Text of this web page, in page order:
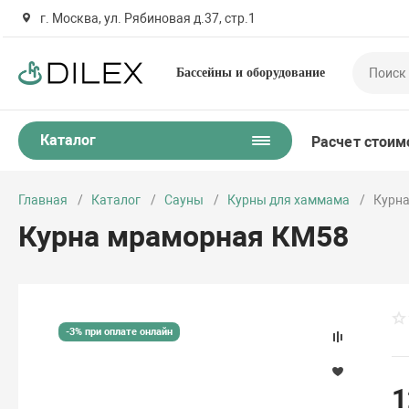
г. Москва, ул. Рябиновая д.37, стр.1
Бассейны и оборудование
Каталог Расчет
Главная Каталог Сауны Курны для хаммама
Курна мраморная КМ58
-3% при оплате онлайн